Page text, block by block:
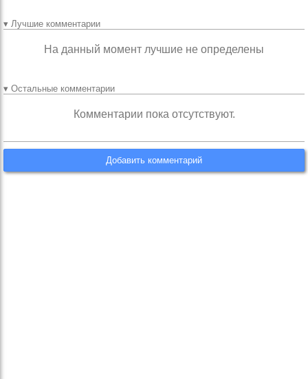
▾ Лучшие комментарии
На данный момент лучшие не определены
▾ Остальные комментарии
Комментарии пока отсутствуют.
Добавить комментарий